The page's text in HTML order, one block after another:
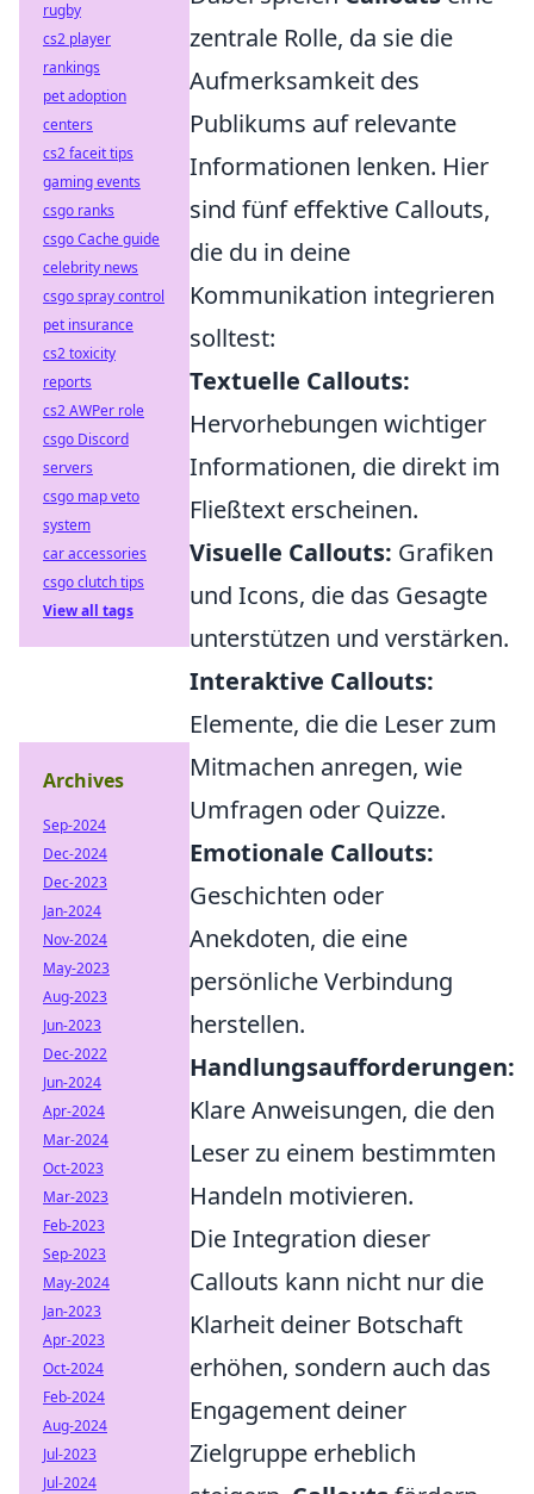
zentrale Rolle, da sie die
Aufmerksamkeit des
Publikums auf relevante
Informationen lenken. Hier
sind fünf effektive Callouts,
die du in deine
Kommunikation integrieren
solltest:
Textuelle Callouts:
Hervorhebungen wichtiger
Informationen, die direkt im
Fließtext erscheinen.
Visuelle Callouts: Grafiken
und Icons, die das Gesagte
unterstützen und verstärken.
Interaktive Callouts:
Elemente, die die Leser zum
Mitmachen anregen, wie
Umfragen oder Quizze.
Emotionale Callouts:
Geschichten oder
Anekdoten, die eine
persönliche Verbindung
herstellen.
Handlungsaufforderungen:
Klare Anweisungen, die den
Leser zu einem bestimmten
Handeln motivieren.
Die Integration dieser
Callouts kann nicht nur die
Klarheit deiner Botschaft
erhöhen, sondern auch das
Engagement deiner
Zielgruppe erheblich
rugby
cs2 player
rankings
pet adoption
centers
cs2 faceit tips
gaming events
csgo ranks
csgo Cache guide
celebrity news
csgo spray control
pet insurance
cs2 toxicity
reports
cs2 AWPer role
csgo Discord
servers
csgo map veto
system
car accessories
csgo clutch tips
View all tags
Archives
Sep-2024
Dec-2024
Dec-2023
Jan-2024
Nov-2024
May-2023
Aug-2023
Jun-2023
Dec-2022
Jun-2024
Apr-2024
Mar-2024
Oct-2023
Mar-2023
Feb-2023
Sep-2023
May-2024
Jan-2023
Apr-2023
Oct-2024
Feb-2024
Aug-2024
Jul-2023
Jul-2024